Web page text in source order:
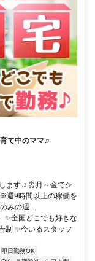
て中のママ♫
ます♫ ⏰月～金でシ
週9時間以上の稼働を
みの週...
✨全国どこでも好きな
制 ✨今いるスタッフ
即日勤務OK